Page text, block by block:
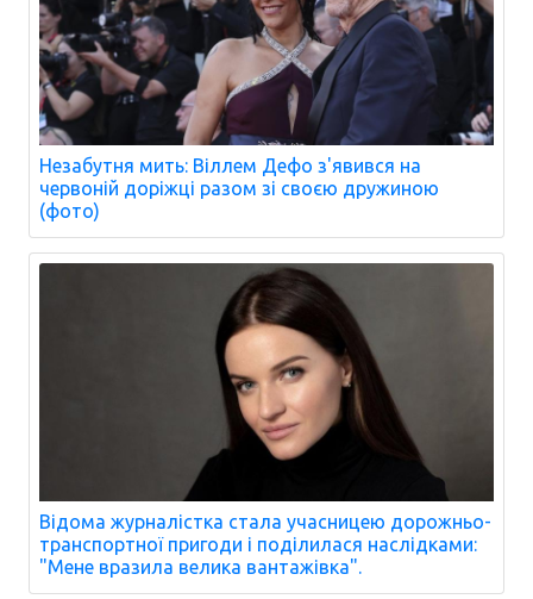
Незабутня мить: Віллем Дефо з'явився на
червоній доріжці разом зі своєю дружиною
(фото)
Відома журналістка стала учасницею дорожньо-
транспортної пригоди і поділилася наслідками:
"Мене вразила велика вантажівка".